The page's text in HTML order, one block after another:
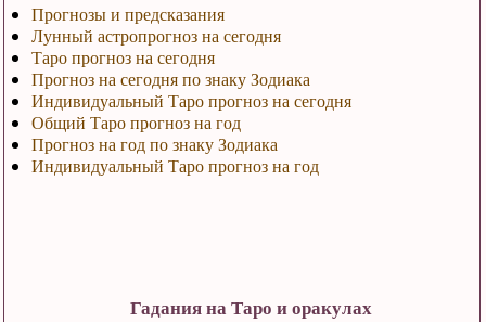
Прогнозы и предсказания
Лунный астропрогноз на сегодня
Таро прогноз на сегодня
Прогноз на сегодня по знаку Зодиака
Индивидуальный Таро прогноз на сегодня
Общий Таро прогноз на год
Прогноз на год по знаку Зодиака
Индивидуальный Таро прогноз на год
Гадания на Таро и оракулах